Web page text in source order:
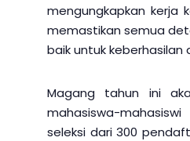
mengungkapkan kerja
memastikan semua
baik untuk keberhasilan
Magang tahun ini
mahasiswa-
seleksi dari 300